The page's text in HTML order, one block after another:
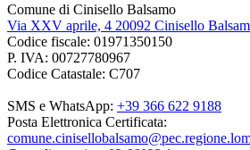
Comune di Cinisello Balsamo
Via XXV aprile, 4 20092 Cinisello
Codice fiscale: 01971350150
P. IVA: 00727780967
Codice Catastale: C707
SMS e WhatsApp: +39 366 622 9188
Posta Elettronica Certificata: